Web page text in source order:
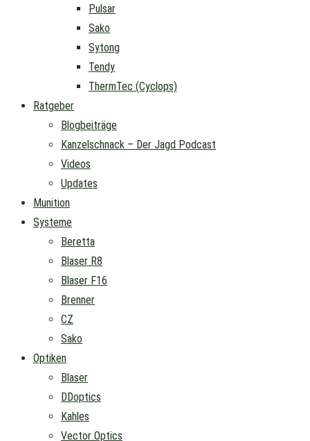
Pulsar
Sako
Sytong
Tendy
ThermTec (Cyclops)
Ratgeber
Blogbeiträge
Kanzelschnack – Der Jagd Podcast
Videos
Updates
Munition
Systeme
Beretta
Blaser R8
Blaser F16
Brenner
CZ
Sako
Optiken
Blaser
DDoptics
Kahles
Vector Optics